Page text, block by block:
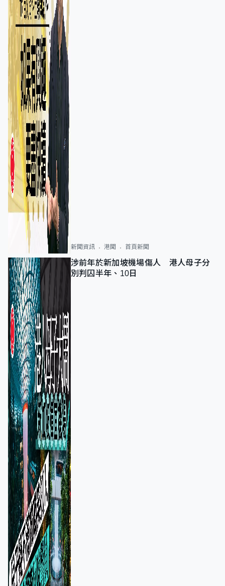
新聞資訊 港聞 首頁新聞
涉前年於新加坡機場傷人 港人母子分
別判囚半年、10日